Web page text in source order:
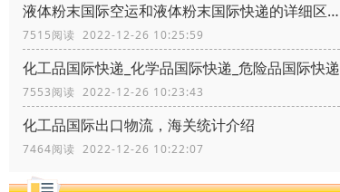
液体粉末国际空运和液体粉末国际快递的详细区别
7515阅读 2022-12-26 10:25:59
化工品国际快递_化学品国际快递_危险品国际快递
7553阅读 2022-12-26 10:23:43
化工品国际出口物流，海关统计介绍
7464阅读 2022-12-26 10:22:07